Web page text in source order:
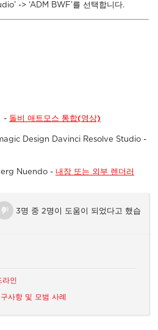
-> ‘ADM BWF’를 선택합니다.
- 돌비 애트모스 통합(영상)
Design Davinci Resolve Studio -
Nuendo - 내장 또는 외부 렌더러
3명 중 2명이 도움이 되었다고 했습
인
사항 및 모범 사례